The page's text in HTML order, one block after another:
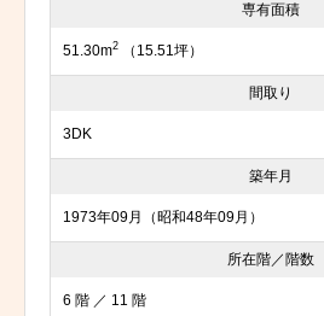
専有面積
51.30m2 （15.51坪）
間取り
3DK
築年月
1973年09月（昭和48年09月）
所在階／階数
6 階 ／ 11 階